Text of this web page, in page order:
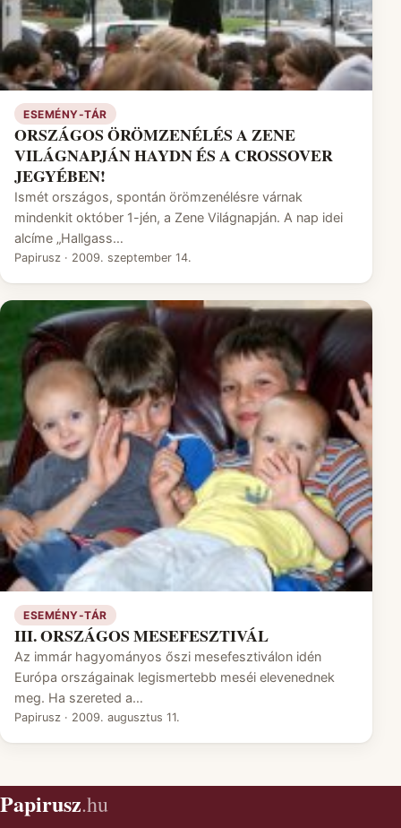
ESEMÉNY-TÁR
ORSZÁGOS ÖRÖMZENÉLÉS A ZENE
VILÁGNAPJÁN HAYDN ÉS A CROSSOVER
JEGYÉBEN!
Ismét országos, spontán örömzenélésre várnak
mindenkit október 1-jén, a Zene Világnapján. A nap idei
alcíme „Hallgass…
Papirusz · 2009. szeptember 14.
ESEMÉNY-TÁR
III. ORSZÁGOS MESEFESZTIVÁL
Az immár hagyományos őszi mesefesztiválon idén
Európa országainak legismertebb meséi elevenednek
meg. Ha szereted a…
Papirusz · 2009. augusztus 11.
Papirusz.hu